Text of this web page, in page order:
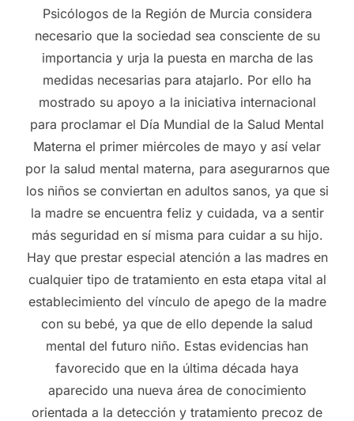
Psicólogos de la Región de Murcia considera
necesario que la sociedad sea consciente de su
importancia y urja la puesta en marcha de las
medidas necesarias para atajarlo. Por ello ha
mostrado su apoyo a la iniciativa internacional
para proclamar el Día Mundial de la Salud Mental
Materna el primer miércoles de mayo y así velar
por la salud mental materna, para asegurarnos que
los niños se conviertan en adultos sanos, ya que si
la madre se encuentra feliz y cuidada, va a sentir
más seguridad en sí misma para cuidar a su hijo.
Hay que prestar especial atención a las madres en
cualquier tipo de tratamiento en esta etapa vital al
establecimiento del vínculo de apego de la madre
con su bebé, ya que de ello depende la salud
mental del futuro niño. Estas evidencias han
favorecido que en la última década haya
aparecido una nueva área de conocimiento
orientada a la detección y tratamiento precoz de